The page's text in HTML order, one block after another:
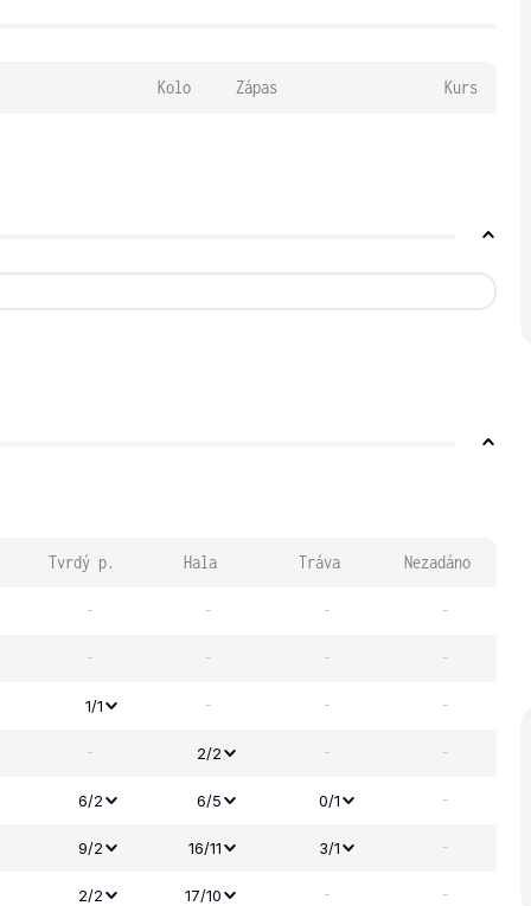
Kolo Zápas Kurs
Tvrdý p. Hala Tráva Nezadáno
- - - -
- - - -
1/1 - - -
- 2/2 - -
6/2 6/5 0/1 -
9/2 16/11 3/1 -
2/2 17/10 - -